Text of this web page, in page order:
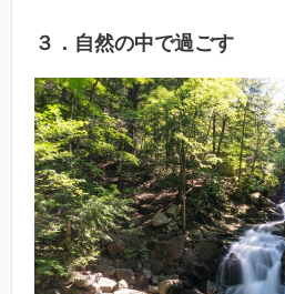
３．自然の中で過ごす